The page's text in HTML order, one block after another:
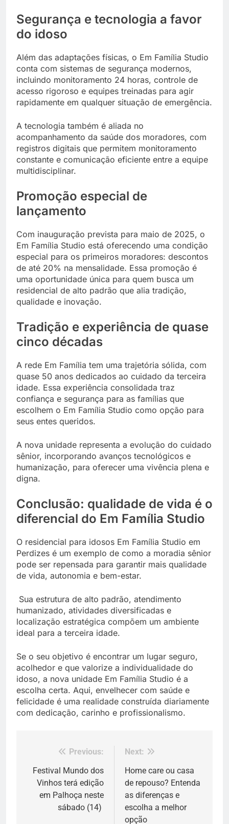
Segurança e tecnologia a favor
do idoso
Além das adaptações físicas, o Em Família Studio
conta com sistemas de segurança modernos,
incluindo monitoramento 24 horas, controle de
acesso rigoroso e equipes treinadas para agir
rapidamente em qualquer situação de emergência.
A tecnologia também é aliada no
acompanhamento da saúde dos moradores, com
registros digitais que permitem monitoramento
constante e comunicação eficiente entre a equipe
multidisciplinar.
Promoção especial de
lançamento
Com inauguração prevista para maio de 2025, o
Em Família Studio está oferecendo uma condição
especial para os primeiros moradores: descontos
de até 20% na mensalidade. Essa promoção é
uma oportunidade única para quem busca um
residencial de alto padrão que alia tradição,
qualidade e inovação.
Tradição e experiência de quase
cinco décadas
A rede Em Família tem uma trajetória sólida, com
quase 50 anos dedicados ao cuidado da terceira
idade. Essa experiência consolidada traz
confiança e segurança para as famílias que
escolhem o Em Família Studio como opção para
seus entes queridos.
A nova unidade representa a evolução do cuidado
sênior, incorporando avanços tecnológicos e
humanização, para oferecer uma vivência plena e
digna.
Conclusão: qualidade de vida é o
diferencial do Em Família Studio
O residencial para idosos Em Família Studio em
Perdizes é um exemplo de como a moradia sênior
pode ser repensada para garantir mais qualidade
de vida, autonomia e bem-estar.
Sua estrutura de alto padrão, atendimento
humanizado, atividades diversificadas e
localização estratégica compõem um ambiente
ideal para a terceira idade.
Se o seu objetivo é encontrar um lugar seguro,
acolhedor e que valorize a individualidade do
idoso, a nova unidade Em Família Studio é a
escolha certa. Aqui, envelhecer com saúde e
felicidade é uma realidade construída diariamente
com dedicação, carinho e profissionalismo.
Navegação
de
Post
Previous:
Festival Mundo dos
Vinhos terá edição
em Palhoça neste
sábado (14)
Next:
Home care ou casa
de repouso? Entenda
as diferenças e
escolha a melhor
opção